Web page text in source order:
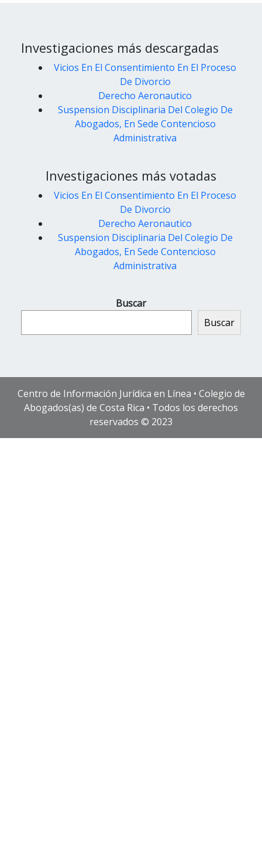
Investigaciones más descargadas
Vicios En El Consentimiento En El Proceso
De Divorcio
Derecho Aeronautico
Suspension Disciplinaria Del Colegio De
Abogados, En Sede Contencioso
Administrativa
Investigaciones más votadas
Vicios En El Consentimiento En El Proceso
De Divorcio
Derecho Aeronautico
Suspension Disciplinaria Del Colegio De
Abogados, En Sede Contencioso
Administrativa
Buscar
Buscar
Centro de Información Jurídica en Línea • Colegio de
Abogados(as) de Costa Rica • Todos los derechos
reservados © 2023